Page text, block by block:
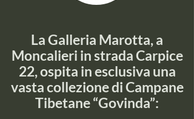
La Galleria Marotta, a
Moncalieri in strada Carpice
22, ospita in esclusiva una
vasta collezione di Campane
Tibetane “Govinda”: